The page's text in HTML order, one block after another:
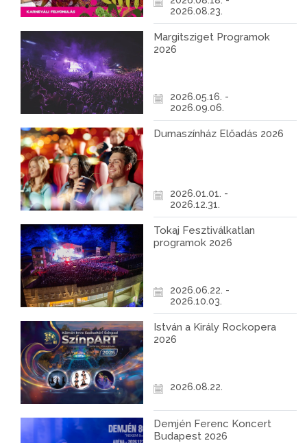
2026.08.23.
Margitsziget Programok
2026
2026.05.16. -
2026.09.06.
Dumaszínház Előadás 2026
2026.01.01. -
2026.12.31.
Tokaj Fesztiválkatlan
programok 2026
2026.06.22. -
2026.10.03.
István a Király Rockopera
2026
2026.08.22.
Demjén Ferenc Koncert
Budapest 2026